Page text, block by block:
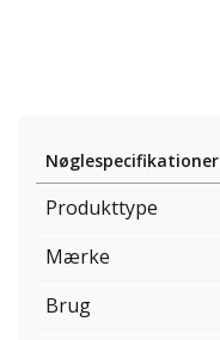
Nøglespecifikationer
Produkttype
Mærke
Brug